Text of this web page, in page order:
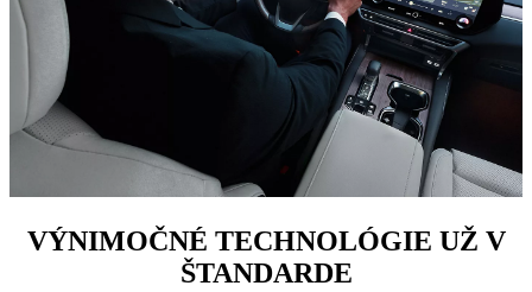
VÝNIMOČNÉ TECHNOLÓGIE UŽ V
ŠTANDARDE